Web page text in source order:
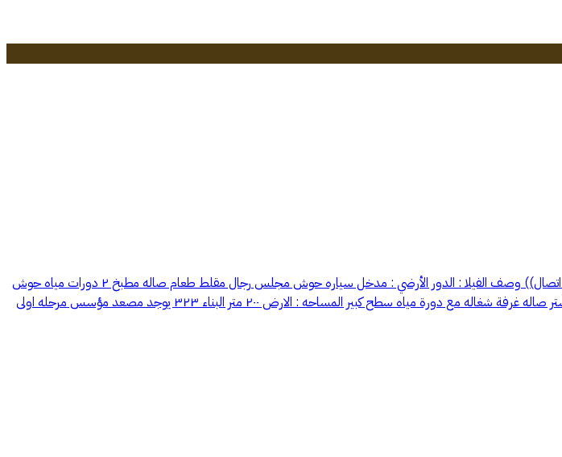
فله حي المحاله ابها رقم ترخيص اعلان العقار : 7100305214 رقم التواصل : ((الرقم يظهر عند الضغط على اتصال)) وصف الفيلا : الدور الأرضي : مدخل سياره حوش مجلس رجال مقلط طعام صاله مطبخ ٢ دورات مياه حوش
خلفي مطل على الصاله الدور الاول علوي : ٣ غرف نوم صاله مطبخ ٢ دورات مياه الدور الثاني : ٢ غرف نوم ماستر صاله غرفة شغاله مع دورة مياه سطح كبير المساحه : الارض ٢٠٠ متر البناء ٣٢٣ يوجد مصعد مؤسس مرحله اولى